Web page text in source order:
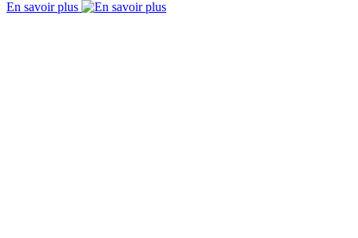
En savoir plus